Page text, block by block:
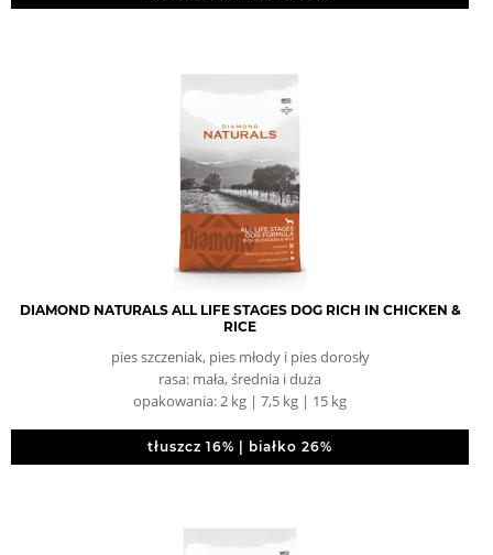
DIAMOND NATURALS ALL LIFE STAGES DOG RICH IN CHICKEN &
RICE
pies szczeniak, pies młody i pies dorosły
rasa: mała, średnia i duża
opakowania: 2 kg | 7,5 kg | 15 kg
tłuszcz 16% | białko 26%